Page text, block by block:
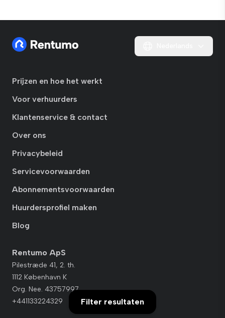
Filter resultaten
Prijzen en hoe het werkt
Voor verhuurders
Klantenservice & contact
Over ons
Privacybeleid
Servicevoorwaarden
Abonnementsvoorwaarden
Huurdersprofiel maken
Blog
Rentumo ApS
Pilestræde 41, 2. th.
1112 København K
Org. Nee. 43757997
+441133224329